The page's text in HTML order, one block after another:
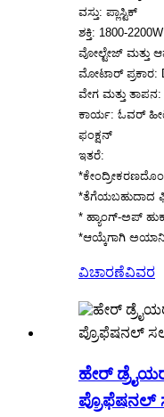
ವಸ್ತು: ಪ್ಲಾಸ್ಟಿಕ್
ಶಕ್ತಿ: 1800-2200W
ವೋಲ್ಟೇಜ್ ಮತ್ತು
ಮೋಟಾರ್
ವೇಗ ಮತ್ತು
ಕಾರ್ಯ: ಓವರ್
ಫಂಕ್ಷನ್
ಇತರೆ:
*ತೆಗೆಯಬಹುದಾದ
* ಹ್ಯಾಂಗ್-ಅಪ್
*ಆಯ್ಕೆಗಾಗಿ
ವಿಚಾರಣೆವಿವರ
ಹೇರ್
ಪ್ರೊಫೆಷನಲ್